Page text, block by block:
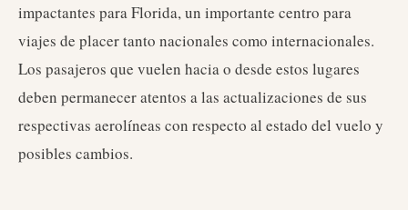
impactantes para Florida, un importante centro para
viajes de placer tanto nacionales como internacionales.
Los pasajeros que vuelen hacia o desde estos lugares
deben permanecer atentos a las actualizaciones de sus
respectivas aerolíneas con respecto al estado del vuelo y
posibles cambios.